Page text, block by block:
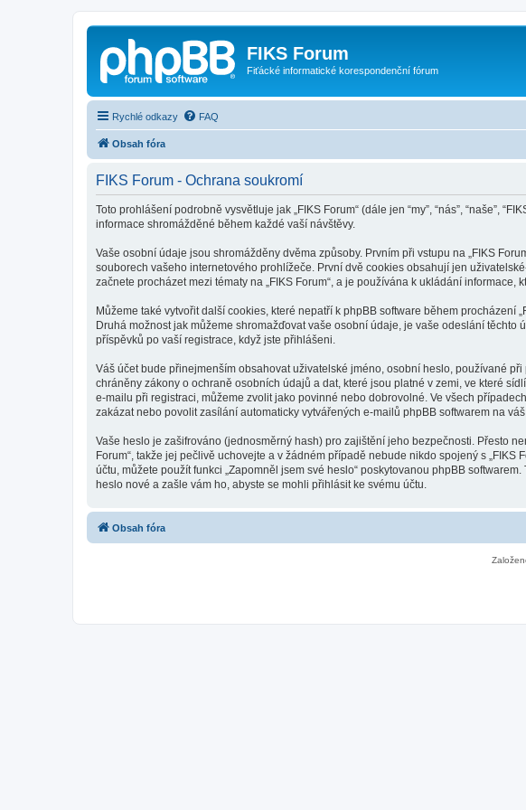
FIKS Forum
Fiťácké informatické korespondenční fórum
Rychlé odkazy FAQ
Obsah fóra
FIKS Forum - Ochrana soukromí
Toto prohlášení podrobně vysvětluje jak „FIKS Forum“ (dále jen “my”, “nás”, “naše”,
informace shromážděné během každé vaší návštěvy.
Vaše osobní údaje jsou shromážděny dvěma způsoby. Prvním při vstupu na „FIKS
souborech vašeho internetového prohlížeče. První dvě cookies obsahují jen
začnete procházet mezi tématy na „FIKS Forum“, a je používána k ukládání
Můžeme také vytvořit další cookies, které nepatří k phpBB software během procházení
Druhá možnost jak můžeme shromažďovat vaše osobní údaje, je vaše odeslání
příspěvků po vaší registrace, když jste přihlášeni.
Váš účet bude přinejmenším obsahovat uživatelské jméno, osobní heslo, používané
chráněny zákony o ochraně osobních údajů a dat, které jsou platné v zemi, ve které
e-mailu při registraci, můžeme zvolit jako povinné nebo dobrovolné. Ve všech
zakázat nebo povolit zasílání automaticky vytvářených e-mailů phpBB softwarem na váš
Vaše heslo je zašifrováno (jednosměrný hash) pro zajištění jeho bezpečnosti. Přesto
Forum“, takže jej pečlivě uchovejte a v žádném případě nebude nikdo spojený s
účtu, můžete použít funkci „Zapomněl jsem své heslo“ poskytovanou phpBB
heslo nové a zašle vám ho, abyste se mohli přihlásit ke svému účtu.
Obsah fóra